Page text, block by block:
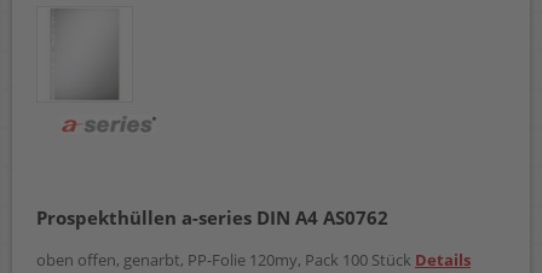
Prospekthüllen a-series DIN A4 AS0762
oben offen, genarbt, PP-Folie 120my, Pack 100 Stück Details